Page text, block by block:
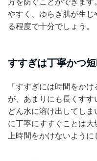
やすく、ゆらぎ肌が生
る程度で十分でしょう。
すすぎは丁寧かつ
「すすぎには時間をか
が、あまりにも長くす
どん水に溶け出してし
に丁寧にすすぐことは
上時間をかけないように